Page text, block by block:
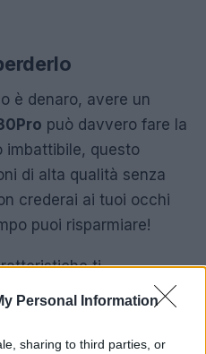
Personal Information
sharing to third parties, or
è denaro, avere un
può davvero fare la
imbattibile, questo
di alta qualità senza
crederai ai tuoi occhi
puoi risparmiare!
ti
e la tecnologia
Non perdere